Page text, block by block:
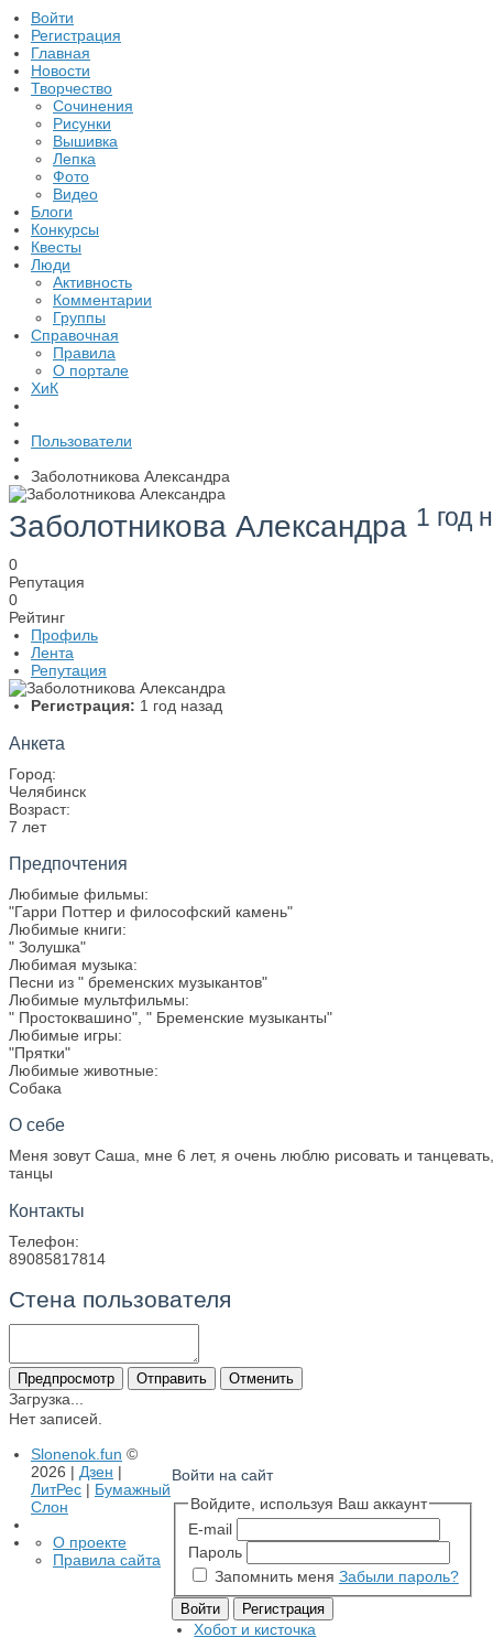
Войти
Регистрация
Главная
Новости
Творчество
Сочинения
Рисунки
Вышивка
Лепка
Фото
Видео
Блоги
Конкурсы
Квесты
Люди
Активность
Комментарии
Группы
Справочная
Правила
О портале
ХиК
Пользователи
Заболотникова Александра
Заболотникова Александра 1 год
0
Репутация
0
Рейтинг
Профиль
Лента
Репутация
Регистрация: 1 год назад
Анкета
Город:
Челябинск
Возраст:
7 лет
Предпочтения
Любимые фильмы:
"Гарри Поттер и философский камень"
Любимые книги:
" Золушка"
Любимая музыка:
Песни из " бременских музыкантов"
Любимые мультфильмы:
" Простоквашино", " Бременские музыканты"
Любимые игры:
"Прятки"
Любимые животные:
Собака
О себе
Меня зовут Саша, мне 6 лет, я очень люблю рисовать и
танцы
Контакты
Телефон:
89085817814
Стена пользователя
Загрузка...
Нет записей.
Войти на сайт
Войдите, используя Ваш аккаунт
E-mail
Пароль
Запомнить меня Забыли пароль?
Хобот и кисточка
Slonenok.fun ©
2026 | Дзен |
ЛитРес | Бумажный
Слон
О проекте
Правила сайта